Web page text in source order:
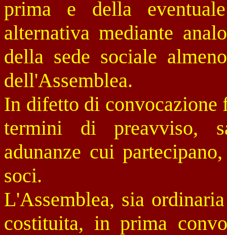
prima e della
alternativa mediante
della sede sociale
dell'Assemblea.
In difetto di convocazione
termini di preavviso,
adunanze cui
soci.
L'Assemblea, sia
costituita, in prima